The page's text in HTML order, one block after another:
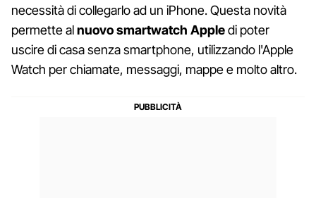
necessità di collegarlo ad un iPhone. Questa novità
permette alnuovo smartwatch Appledi poter
uscire di casa senza smartphone, utilizzando l'Apple
Watch per chiamate, messaggi, mappe e molto altro.